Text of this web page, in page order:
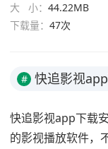
大 小： 44.22MB
下载量： 47次
# 快追影视
快追影视app下载
的影视播放软件，